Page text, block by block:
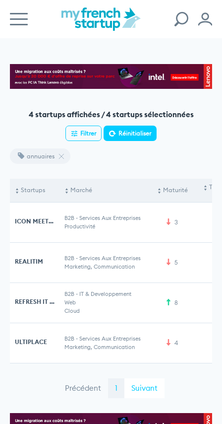
4 startups affichées / 4 startups sélectionnées
Filtrer Réinitialiser
annuaires
Startups Marché Maturité
ICON MEETINGS B2B - Services Aux Entreprises
Productivité
3
REALITIM B2B - Services Aux Entreprises
Marketing, Communication
5
REFRESH IT SOLUTIONS
B2B - IT & Developpement
Web
Cloud
8
ULTIPLACE B2B - Services Aux Entreprises
Marketing, Communication
4
Précédent 1 Suivant